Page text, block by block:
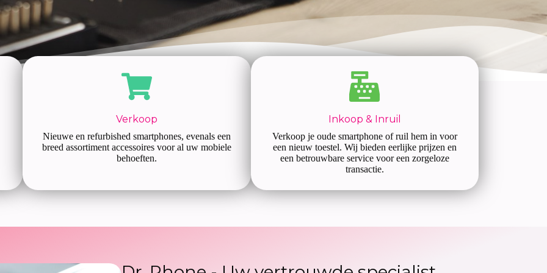
Verkoop
Nieuwe en refurbished smartphones, evenals een
breed assortiment accessoires voor al uw mobiele
behoeften.
Inkoop & Inruil
Verkoop je oude smartphone of ruil hem in voor
een nieuw toestel. Wij bieden eerlijke prijzen en
een betrouwbare service voor een zorgeloze
transactie.